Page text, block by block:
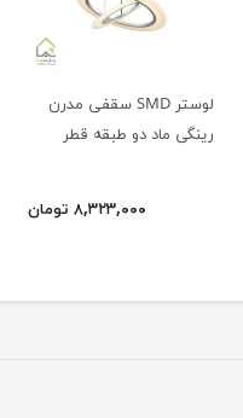
لوستر SMD سقفی مدرن
رینگی ماد دو طبقه قطر
۸,۳۲۳,۰۰۰ تومان